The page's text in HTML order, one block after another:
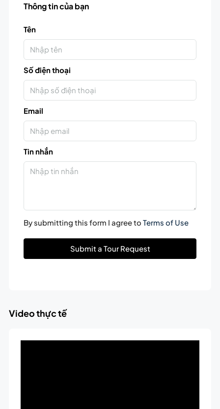
Thông tin của bạn
Tên
Số điện thoại
Email
Tin nhắn
By submitting this form I agree to Terms of Use
Submit a Tour Request
Video thực tế